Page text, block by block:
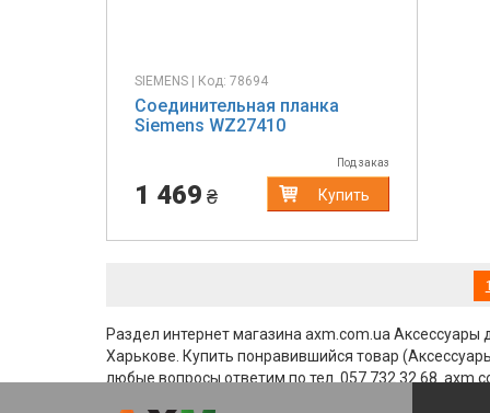
SIEMENS | Код: 78694
Соединительная планка
Siemens WZ27410
Под заказ
1 469 ₴ Купить
Раздел интернет магазина axm.com.ua
Харькове. Купить понравившийся товар
любые вопросы ответим по тел. 057 732 32 68.